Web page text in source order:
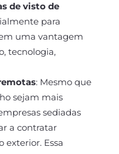
de visto de
para
uma vantagem
tecnologia,
: Mesmo que
sejam mais
sediadas
a contratar
exterior. Essa